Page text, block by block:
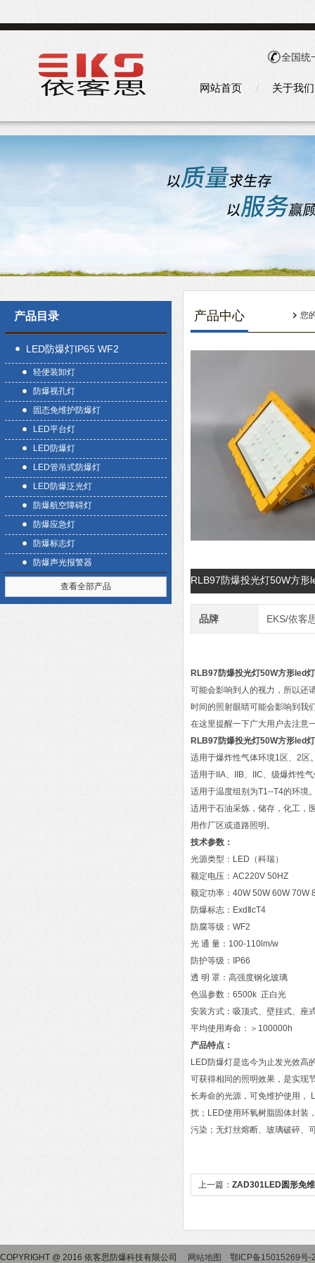
全国统
网站首页 关于我们
产品目录
LED防爆灯IP65 WF2
轻便装卸灯
防爆视孔灯
固态免维护防爆灯
LED平台灯
LED防爆灯
LED管吊式防爆灯
LED防爆泛光灯
防爆航空障碍灯
防爆应急灯
防爆标志灯
防爆声光报警器
查看全部产品
产品中心 您
RLB97防爆投光灯50W方形
品牌 EKS/依客
RLB97防爆投光灯50W方形led灯
可能会影响到人的视力，所以还
时间的照射眼睛可能会影响到我
在这里提醒一下广大用户去注意
RLB97防爆投光灯50W方形led灯
适用于爆炸性气体环境1区、2区
适用于IIA、IIB、IIC、级爆炸性
适用于温度组别为T1--T4的环境
适用于石油采炼，储存，化工，
用作厂区或道路照明。
技术参数：
光源类型：LED（科瑞）
额定电压：AC220V 50HZ
额定功率：40W 50W 60W 70W
防爆标志：ExdⅡcT4
防腐等级：WF2
光 通 量：100-110lm/w
防护等级：IP66
透 明 罩：高强度钢化玻璃
色温参数：6500k 正白光
安装方式：吸顶式、壁挂式、座
平均使用寿命：＞100000h
产品特点：
LED防爆灯是迄今为止发光效高
可获得相同的照明效果，是实现
长寿命的光源，可免维护使用，
扰；LED使用环氧树脂固体封装
污染；无灯丝熔断、玻璃破碎、
上一篇： ZAD301LED圆形免
COPYRIGHT @ 2016 依客思防爆科技有限公司 网站地图 鄂ICP备15015269号-